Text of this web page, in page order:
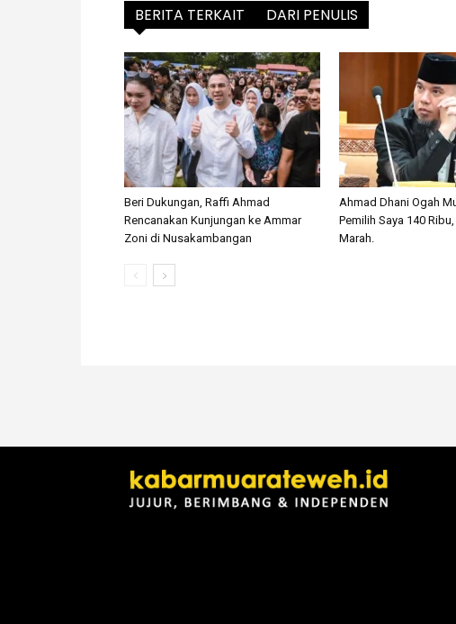
BERITA TERKAIT DARI PENULIS
Beri Dukungan, Raffi Ahmad
Rencanakan Kunjungan ke Ammar
Zoni di Nusakambangan
Ahmad Dhani Ogah
Pemilih Saya 140
Marah.